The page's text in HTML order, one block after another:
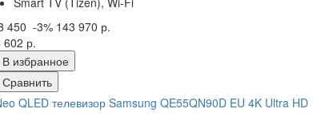
450 -3% 143 970 р.
602 р.
В избранное
Сравнить